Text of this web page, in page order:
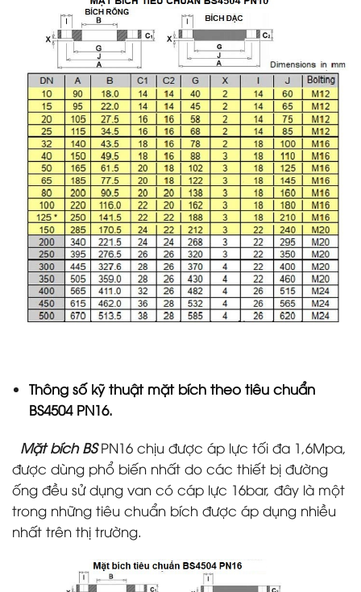
Thông số kỹ thuật mặt bích theo tiêu chuẩn
BS4504 PN16.
Mặt bích BSPN16 chịu được áp lực tối đa 1,6Mpa,
được dùng phổ biến nhất do các thiết bị đường
ống đều sử dụng van có cáp lực 16bar, đây là một
trong những tiêu chuẩn bích được áp dụng nhiều
nhất trên thị trường.